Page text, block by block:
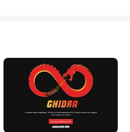
이용한 파이
. 아래의 소스
하여 구글(Go
텍스트 부분을
fr